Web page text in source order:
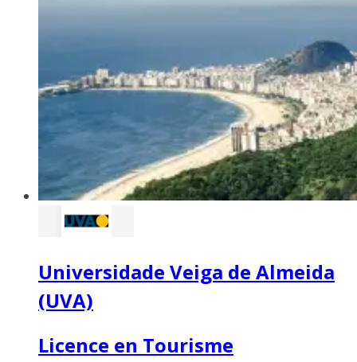
Universidade Veiga de Almeida
(UVA)
Licence en Tourisme